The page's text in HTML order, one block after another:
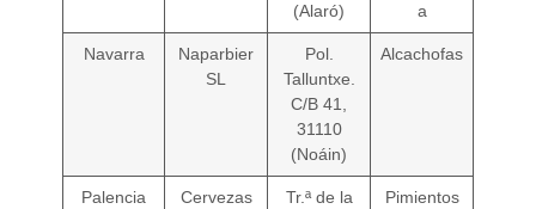
(Alaró)
a
Navarra
Naparbier
SL
Pol.
Talluntxe.
C/B 41,
31110
(Noáin)
Alcachofas
Palencia
Cervezas
Tr.ª de la
Pimientos